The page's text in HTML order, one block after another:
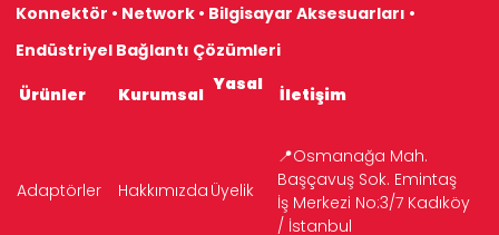
Konnektör • Network • Bilgisayar Aksesuarları •
Endüstriyel Bağlantı Çözümleri
Ürünler
Kurumsal Yasal İletişim
Adaptörler Hakkımızda Üyelik
📍Osmanağa Mah.
Başçavuş Sok. Emintaş
İş Merkezi No:3/7 Kadıköy
/ İstanbul